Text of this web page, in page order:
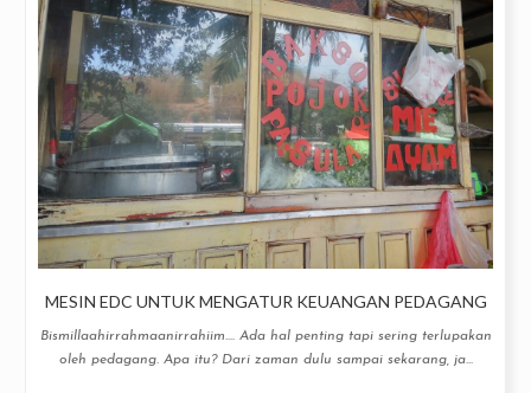
MESIN EDC UNTUK MENGATUR KEUANGAN PEDAGANG
Bismillaahirrahmaanirrahiim.... Ada hal penting tapi sering terlupakan
oleh pedagang. Apa itu? Dari zaman dulu sampai sekarang, ja...